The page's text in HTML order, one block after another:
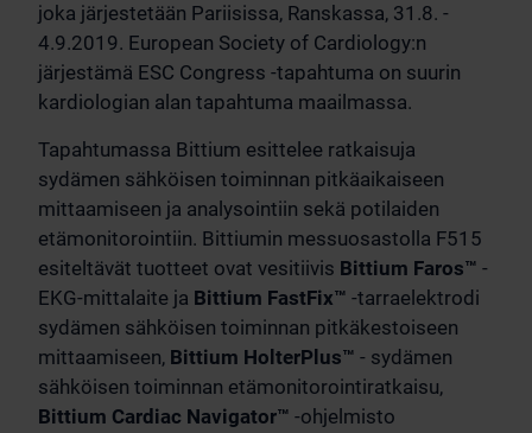
joka järjestetään Pariisissa, Ranskassa, 31.8. -
4.9.2019. European Society of Cardiology:n
järjestämä ESC Congress -tapahtuma on suurin
kardiologian alan tapahtuma maailmassa.
Tapahtumassa Bittium esittelee ratkaisuja
sydämen sähköisen toiminnan pitkäaikaiseen
mittaamiseen ja analysointiin sekä potilaiden
etämonitorointiin. Bittiumin messuosastolla F515
esiteltävät tuotteet ovat vesitiivis Bittium Faros™ -
EKG-mittalaite ja Bittium FastFix™ -tarraelektrodi
sydämen sähköisen toiminnan pitkäkestoiseen
mittaamiseen, Bittium HolterPlus™ - sydämen
sähköisen toiminnan etämonitorointiratkaisu,
Bittium Cardiac Navigator™ -ohjelmisto